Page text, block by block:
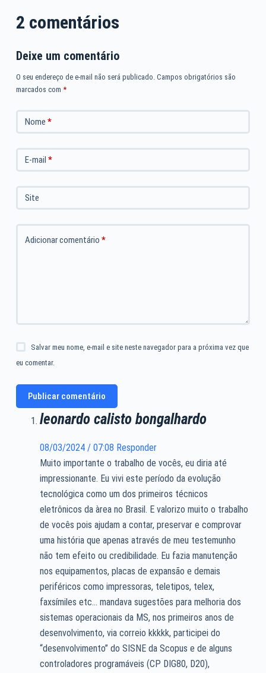
2 comentários
Deixe um comentário
O seu endereço de e-mail não será publicado. Campos obrigatórios são
marcados com *
Nome *
E-mail *
Site
Adicionar comentário *
Salvar meu nome, e-mail e site neste navegador para a próxima vez que
eu comentar.
Publicar comentário
leonardo calisto bongalhardo
08/03/2024 / 07:08 Responder
Muito importante o trabalho de vocês, eu diria até
impressionante. Eu vivi este período da evolução
tecnológica como um dos primeiros técnicos
eletrônicos da àrea no Brasil. E valorizo muito o trabalho
de vocês pois ajudam a contar, preservar e comprovar
uma história que apenas através de meu testemunho
não tem efeito ou credibilidade. Eu fazia manutenção
nos equipamentos, placas de expansão e demais
periféricos como impressoras, teletipos, telex,
faxsímiles etc… mandava sugestões para melhoria dos
sistemas operacionais da MS, nos primeiros anos de
desenvolvimento, via correio kkkkk, participei do
“desenvolvimento” do SISNE da Scopus e de alguns
controladores programáveis (CP DIG80, D20),